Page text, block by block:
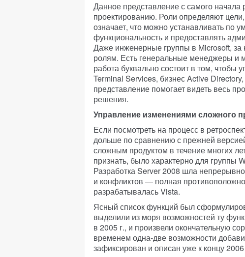
Данное представление с самого
проектированию. Роли определяют
означает, что можно устанавливать
функциональность и предоставлять
Даже инженерные группы в Microsoft,
ролям. Есть генеральные менеджеры и
работа буквально состоит в том, чтобы
Terminal Services, бизнес Active
представление помогает видеть весь
решения.
Управление изменениями сложного
Если посмотреть на процесс в
дольше по сравнению с прежней
сложным продуктом в течение многих
признать, было характерно для группы
Разработка Server 2008 шла
и конфликтов — полная
разрабатывалась Vista.
Ясный список функций был
выделили из моря возможностей ту
в 2005 г., и произвели окончательную
временем одна-две возможности
зафиксирован и описан уже к концу 2006